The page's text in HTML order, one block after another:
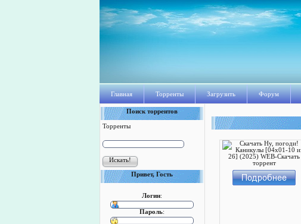
Главная Торренты Загрузить Форум
Поиск торрентов
Торренты
Привет, Гость
Логин:
Пароль: